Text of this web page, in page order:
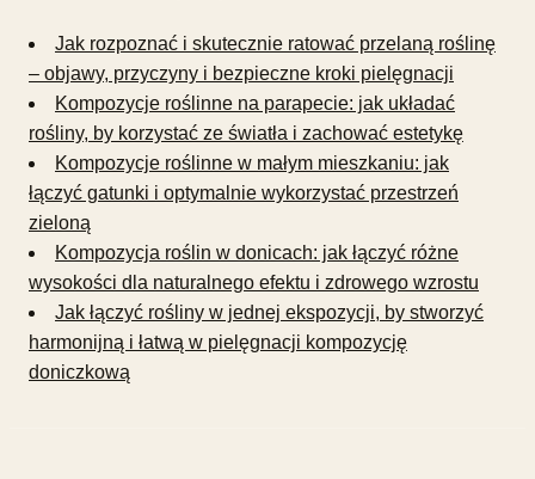
Jak rozpoznać i skutecznie ratować przelaną roślinę
– objawy, przyczyny i bezpieczne kroki pielęgnacji
Kompozycje roślinne na parapecie: jak układać
rośliny, by korzystać ze światła i zachować estetykę
Kompozycje roślinne w małym mieszkaniu: jak
łączyć gatunki i optymalnie wykorzystać przestrzeń
zieloną
Kompozycja roślin w donicach: jak łączyć różne
wysokości dla naturalnego efektu i zdrowego wzrostu
Jak łączyć rośliny w jednej ekspozycji, by stworzyć
harmonijną i łatwą w pielęgnacji kompozycję
doniczkową